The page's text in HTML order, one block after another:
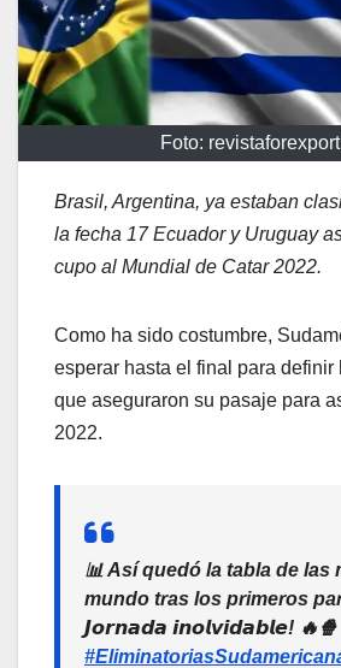
Foto:
Brasil, Argentina, ya estaban
la fecha 17 Ecuador y Uruguay
cupo al Mundial de Catar 2022.
Como ha sido costumbre,
esperar hasta el final para
que aseguraron su pasaje para
2022.
📊 Así quedó la tabla de
mundo tras los primeros
𝙅𝙤𝙧𝙣𝙖𝙙𝙖 𝙞𝙣𝙤𝙡𝙫𝙞𝙙𝙖𝙗𝙡𝙚! 🔥🍿